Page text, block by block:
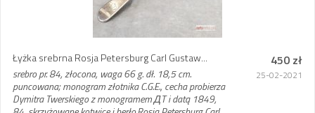
Łyżka srebrna Rosja Petersburg Carl Gustaw...
srebro pr. 84, złocona, waga 66 g. dł. 18,5 cm.
puncowana; monogram złotnika C.G.E., cecha probierza
Dymitra Twerskiego z monogramem ДT i datą 1849,
450 zł
25-02-2021